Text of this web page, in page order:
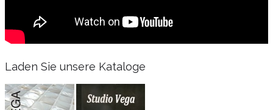
Laden Sie unsere Kataloge